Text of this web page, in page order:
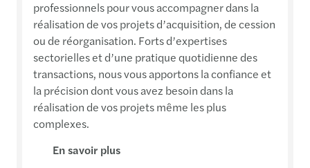
professionnels pour vous accompagner dans la
réalisation de vos projets d’acquisition, de cession
ou de réorganisation. Forts d’expertises
sectorielles et d’une pratique quotidienne des
transactions, nous vous apportons la confiance et
la précision dont vous avez besoin dans la
réalisation de vos projets même les plus
complexes.
En savoir plus